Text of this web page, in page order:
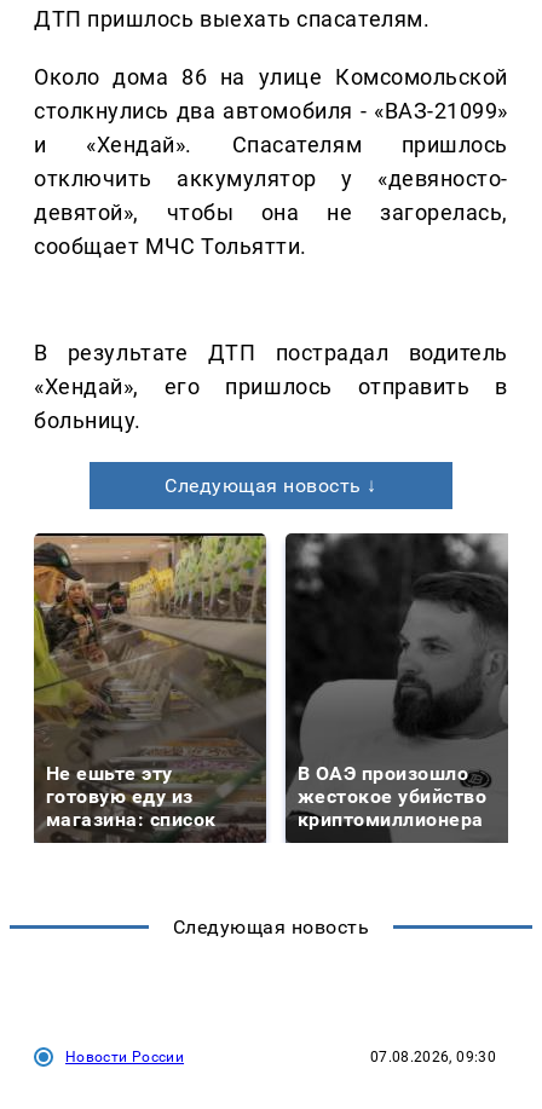
ДТП пришлось выехать спасателям.
Около дома 86 на улице Комсомольской
столкнулись два автомобиля - «ВАЗ-21099»
и «Хендай». Спасателям пришлось
отключить аккумулятор у «девяносто-
девятой», чтобы она не загорелась,
сообщает МЧС Тольятти.
В результате ДТП пострадал водитель
«Хендай», его пришлось отправить в
больницу.
Следующая новость ↓
Не ешьте эту
готовую еду из
магазина: список
В ОАЭ произошло
жестокое убийство
криптомиллионера
Следующая новость
Новости России 07.08.2026, 09:30